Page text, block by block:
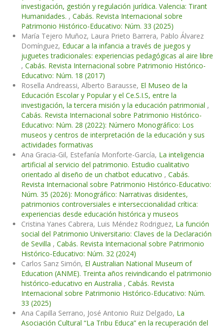
investigación, gestión y regulación jurídica. Valencia: Tirant
Humanidades. , Cabás. Revista Internacional sobre
Patrimonio Histórico-Educativo: Núm. 33 (2025)
María Tejero Muñoz, Laura Prieto Barrera, Pablo Álvarez
Domínguez, Educar a la infancia a través de juegos y
juguetes tradicionales: experiencias pedagógicas al aire libre
, Cabás. Revista Internacional sobre Patrimonio Histórico-
Educativo: Núm. 18 (2017)
Rosella Andreassi, Alberto Barausse, El Museo de la
Educación Escolar y Popular y el Ce.S.I.S, entre la
investigación, la tercera misión y la educación patrimonial ,
Cabás. Revista Internacional sobre Patrimonio Histórico-
Educativo: Núm. 28 (2022): Número Monográfico: Los
museos y centros de interpretación de la educación y sus
actividades formativas
Ana Gracia-Gil, Estefanía Monforte-García, La inteligencia
artificial al servicio del patrimonio. Estudio cualitativo
orientado al diseño de un chatbot educativo , Cabás.
Revista Internacional sobre Patrimonio Histórico-Educativo:
Núm. 35 (2026): Monográfico: Narrativas disidentes,
patrimonios controversiales e interseccionalidad crítica:
experiencias desde educación histórica y museos
Cristina Yanes Cabrera, Luis Méndez Rodriguez, La función
social del Patrimonio Universitario: Claves de la Declaración
de Sevilla , Cabás. Revista Internacional sobre Patrimonio
Histórico-Educativo: Núm. 32 (2024)
Carlos Sanz Simón, El Australian National Museum of
Education (ANME). Treinta años reivindicando el patrimonio
histórico-educativo en Australia , Cabás. Revista
Internacional sobre Patrimonio Histórico-Educativo: Núm.
33 (2025)
Ana Capilla Serrano, José Antonio Ruiz Delgado, La
Asociación Cultural “La Tribu Educa” en la recuperación del